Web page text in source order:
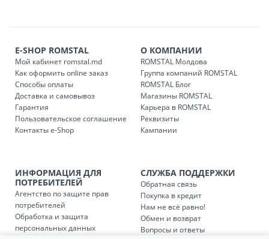
E-SHOP ROMSTAL
Мой кабинет romstal.md
Как оформить online заказ
Способы оплаты
Доставка и самовывоз
Гарантия
Пользовательское соглашение
Контакты e-Shop
О КОМПАНИИ
ROMSTAL Молдова
Группа компаний ROMSTAL
ROMSTAL Блог
Магазины ROMSTAL
Карьера в ROMSTAL
Реквизиты
Кампании
ИНФОРМАЦИЯ ДЛЯ
ПОТРЕБИТЕЛЕЙ
Агентство по защите прав
потребителей
Обработка и защита
персональных данных
СЛУЖБА ПОДДЕРЖКИ
Обратная связь
Покупка в кредит
Нам не всё равно!
Обмен и возврат
Вопросы и ответы